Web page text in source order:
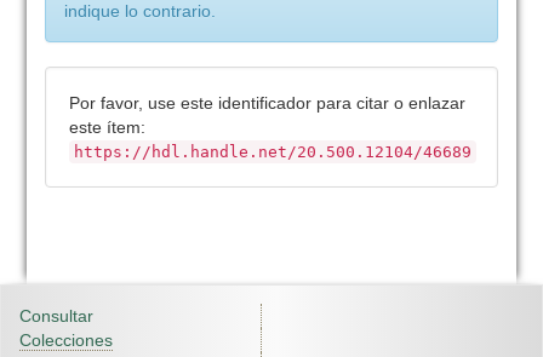
indique lo contrario.
Por favor, use este identificador para citar o enlazar
este ítem:
https://hdl.handle.net/20.500.12104/46689
Consultar
Colecciones